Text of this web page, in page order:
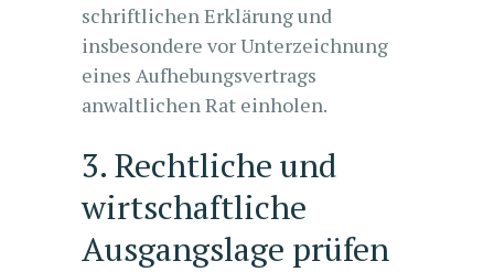
schriftlichen Erklärung und
insbesondere vor Unterzeichnung
eines Aufhebungsvertrags
anwaltlichen Rat einholen.
3. Rechtliche und
wirtschaftliche
Ausgangslage prüfen